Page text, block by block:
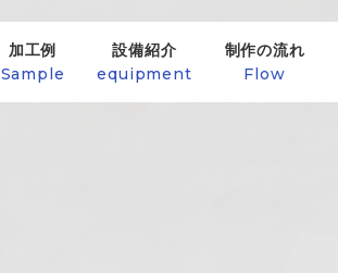
加工例
Sample
設備紹介
equipment
制作の流れ
Flow